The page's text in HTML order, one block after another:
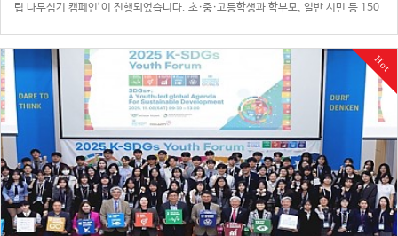
립 나무심기 캠페인’이 진행되었습니다. 초·중·고등학생과 학부모, 일반 시민 등 150
무박사’로 임명되어, 8…
Hot